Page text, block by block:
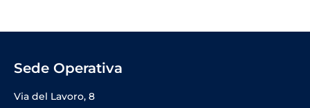
Sede Operativa
Via del Lavoro, 8